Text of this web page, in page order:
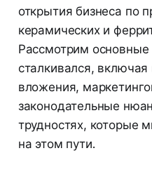
открытия бизнеса по
керамических и
Рассмотрим
сталкивался,
вложения,
законодательные
трудностях, которые
на этом пути.